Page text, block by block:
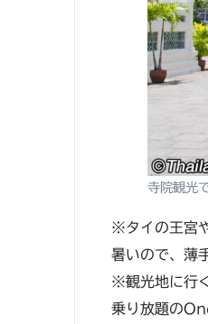
寺院観光
※タイの王宮
暑いので、薄
※観光地に行
乗り放題の